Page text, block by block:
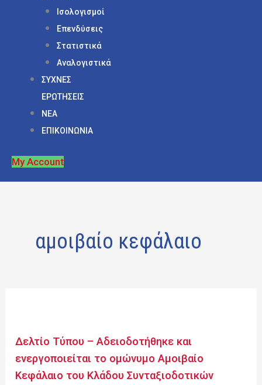
Ισολογισμοί
Επενδύσεις
Στατιστικά
Αναλογιστικά
ΣΥΧΝΕΣ
ΕΡΩΤΗΣΕΙΣ
ΝΕΑ
ΕΠΙΚΟΙΝΩΝΙΑ
My Account
αμοιβαίο κεφάλαιο
Δελτίο Τύπου – Αδειοδοτήθηκε και
ενεργοποιείται το ομώνυμο Αμοιβαίο
Κεφάλαιο του Κλάδου Συνταξιοδοτικών
–
και
ενεργοποιείται